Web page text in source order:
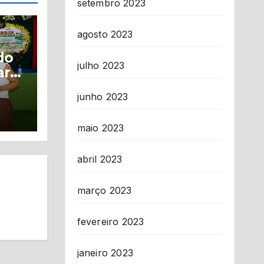
setembro 2023
agosto 2023
julho 2023
junho 2023
maio 2023
abril 2023
março 2023
fevereiro 2023
janeiro 2023